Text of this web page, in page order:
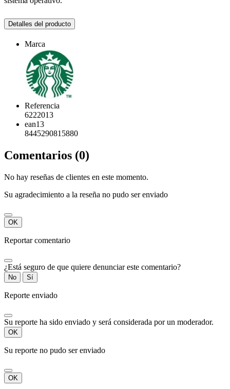
Detalles del producto
Marca
Referencia
6222013
ean13
8445290815880
Comentarios (0)
No hay reseñas de clientes en este momento.
Su agradecimiento a la reseña no pudo ser enviado
OK
Reportar comentario
¿Está seguro de que quiere denunciar este comentario?
No Sí
Reporte enviado
Su reporte ha sido enviado y será considerada por un moderador.
OK
Su reporte no pudo ser enviado
OK